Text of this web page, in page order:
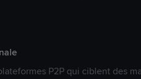
P2P qui ciblent des